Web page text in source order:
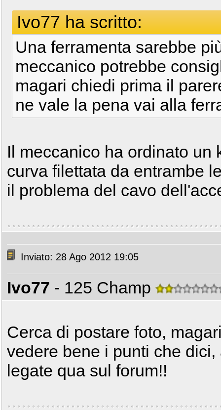
Ivo77 ha scritto:
Una ferramenta sarebbe
meccanico potrebbe
magari chiedi prima il
ne vale la pena vai alla
Il meccanico ha ordinato un
curva filettata da entrambe
il problema del cavo
Inviato: 28 Ago 2012 19:05
Ivo77 - 125 Champ
Cerca di postare foto,
vedere bene i punti che
legate qua sul forum!!